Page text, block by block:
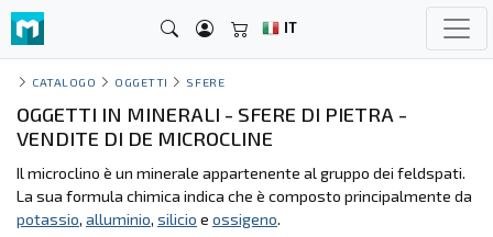
IT
CATALOGO OGGETTI SFERE
OGGETTI IN MINERALI - SFERE DI PIETRA -
VENDITE DI DE MICROCLINE
Il microclino è un minerale appartenente al gruppo dei feldspati.
La sua formula chimica indica che è composto principalmente da
potassio, alluminio, silicio e ossigeno.